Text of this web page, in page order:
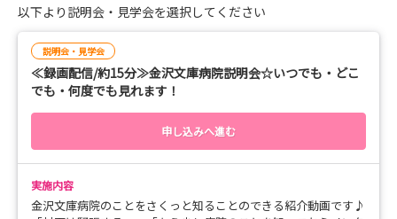
以下より説明会・見学会を選択してください
説明会・見学会
≪録画配信/約15分≫金沢文庫病院説明会☆いつでも・どこ
でも・何度でも見れます！
申し込みへ進む
実施内容
金沢文庫病院のことをさくっと知ることのできる紹介動画です♪